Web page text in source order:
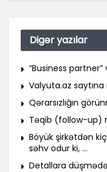
Digər yazılar
“Business
Valyuta.az
Qərarsızlığın
Təqib (follow-up)
Böyük şirkətdən
səhv odur ki, …
Detallara